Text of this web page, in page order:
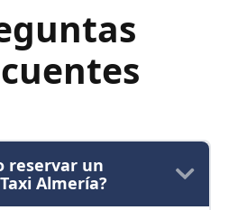
reservar un
Almería?